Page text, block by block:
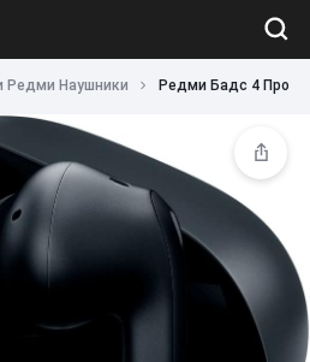
Редми Наушники Редми Бадс 4 Про